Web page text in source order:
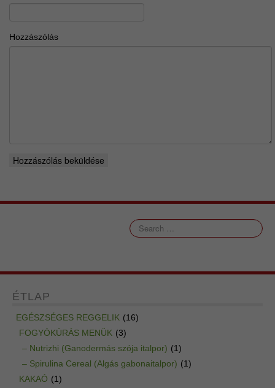
Hozzászólás
ÉTLAP
EGÉSZSÉGES REGGELIK (16)
FOGYÓKÚRÁS MENÜK (3)
– Nutrizhi (Ganodermás szója italpor) (1)
– Spirulina Cereal (Algás gabonaitalpor) (1)
KAKAÓ (1)